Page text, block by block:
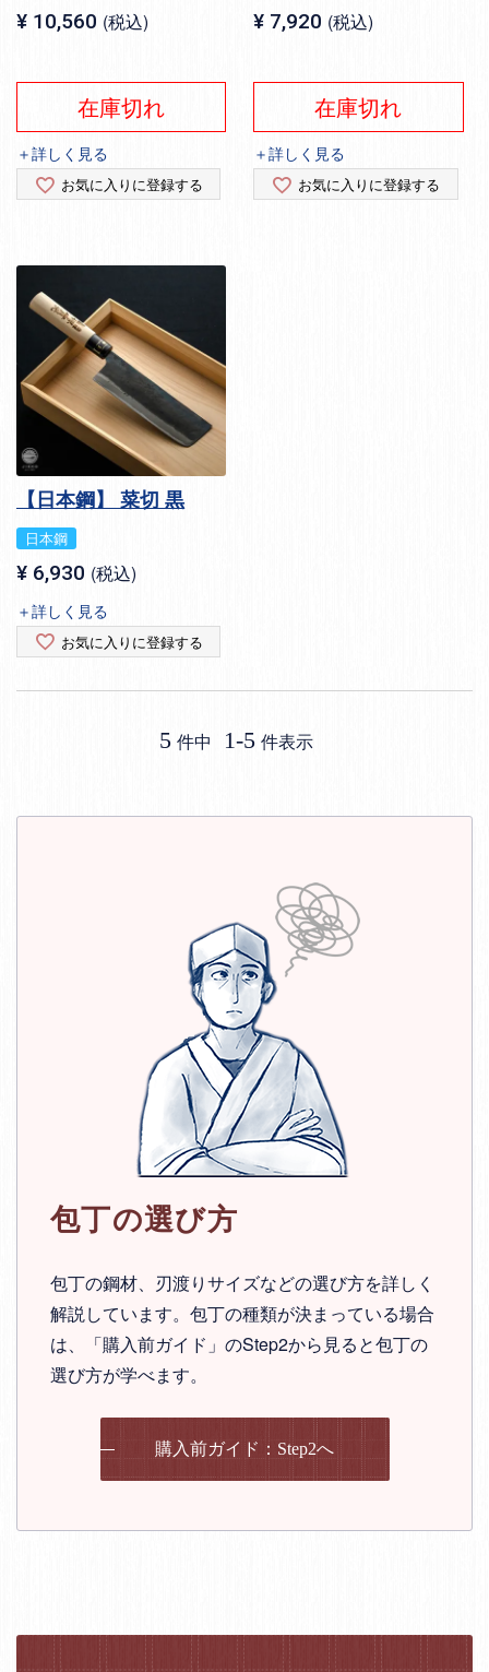
¥ 10,560 税込
在庫切れ
＋詳しく見る
お気に入りに登録する
¥ 7,920 税込
在庫切れ
＋詳しく見る
お気に入りに登録する
【日本鋼】 菜切 黒
日本鋼
¥ 6,930 税込
＋詳しく見る
お気に入りに登録する
5 件中 1-5 件表示
包丁の選び方
包丁の鋼材、刃渡りサイズなどの選び方を詳しく
解説しています。包丁の種類が決まっている場合
は、「購入前ガイド」のStep2から見ると包丁の
選び方が学べます。
購入前ガイド：Step2へ